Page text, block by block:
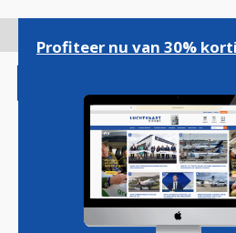
gaan
Magazine Podcasts
Profiteer nu van 30%